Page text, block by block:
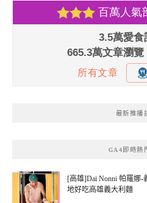
最新推播
GA4即時熱
[高雄]Dai Nonni 帕羅娜
地好吃高雄義大利麵